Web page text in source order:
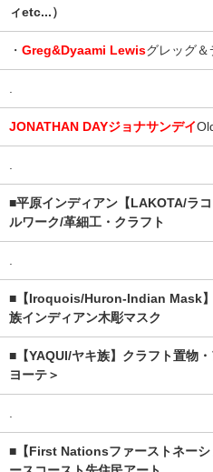
ィetc...）
・ Greg&Dyaami Lewisグレッグ＆
JONATHAN DAYジョナサンデイ
■平原インディアン【LAKOTA/ラ
ルワーク/革細工・クラフト
■【Iroquois/Huron-Indian Mask
族インディアン木彫マスク
■【YAQUI/ヤキ族】クラフト置物
ヨーテ＞
■【First Nationsファーストネー